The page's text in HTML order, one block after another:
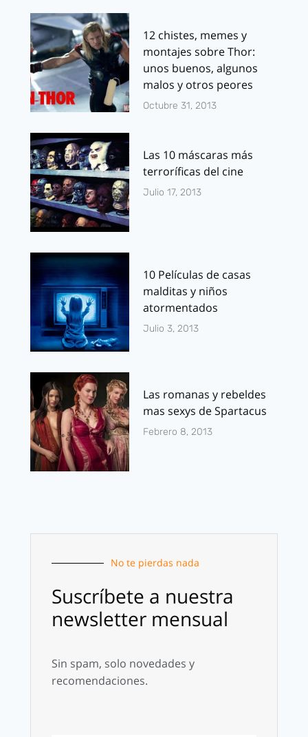
12 chistes, memes y
montajes sobre Thor:
unos buenos, algunos
malos y otros peores
Octubre 31, 2013
Las 10 máscaras más
terroríficas del cine
Julio 17, 2013
10 Películas de casas
malditas y niños
atormentados
Julio 3, 2013
Las romanas y rebeldes
mas sexys de Spartacus
Febrero 8, 2013
No te pierdas nada
Suscríbete a nuestra
newsletter mensual
Sin spam, solo novedades y
recomendaciones.